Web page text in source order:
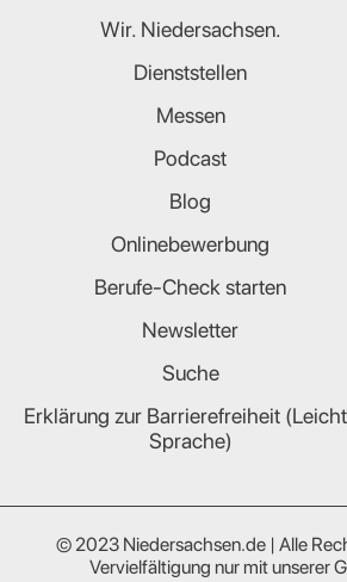
Wir. Niedersachsen.
Dienststellen
Messen
Podcast
Blog
Onlinebewerbung
Berufe-Check starten
Newsletter
Suche
Erklärung zur Barrierefreiheit
Sprache)
© 2023 Niedersachsen.de | Alle
Vervielfältigung nur mit unserer